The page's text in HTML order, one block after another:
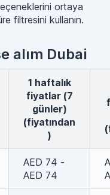
ortaya
filtresini kullanın.
alım Dubai
1 haftalık
fiyatlar (7
günler)
(fiyatından
)
AED 74 -
AED 74